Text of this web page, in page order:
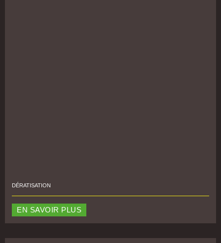
DÉRATISATION
EN SAVOIR PLUS